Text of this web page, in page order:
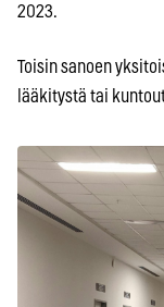
2023.
Toisin sanoen
lääkitystä tai